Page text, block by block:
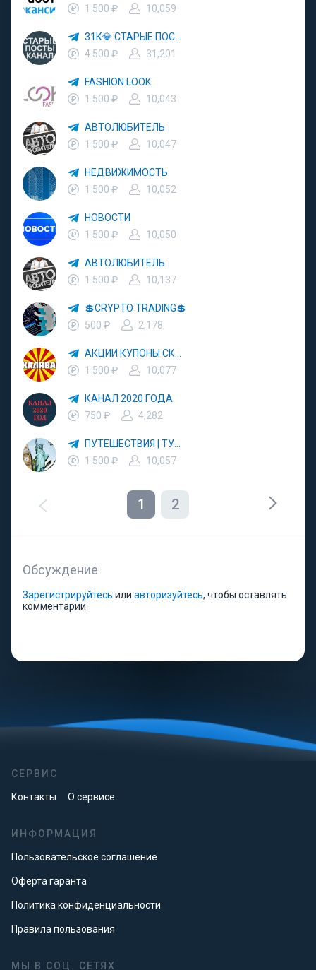
1 500 ₽
10,059
4 500 ₽
31,201
FASHION LOOK
1 500 ₽
10,043
АВТОЛЮБИТЕЛЬ
1 500 ₽
10,047
НЕДВИЖИМОСТЬ
1 500 ₽
10,052
НОВОСТИ
1 500 ₽
10,050
АВТОЛЮБИТЕЛЬ
1 500 ₽
10,137
💲CRYPTO TRADING💲
500 ₽
2,178
1 500 ₽
10,077
КАНАЛ 2020 ГОДА
750 ₽
4,282
1 500 ₽
10,057
1 2
Обсуждение
Зарегистрируйтесь или авторизуйтесь, чтобы оставлять
комментарии
СЕРВИС
Контакты О сервисе
ИНФОРМАЦИЯ
Пользовательское соглашение
Оферта гаранта
Политика конфиденциальности
Правила пользования
МЫ В СОЦ. СЕТЯХ